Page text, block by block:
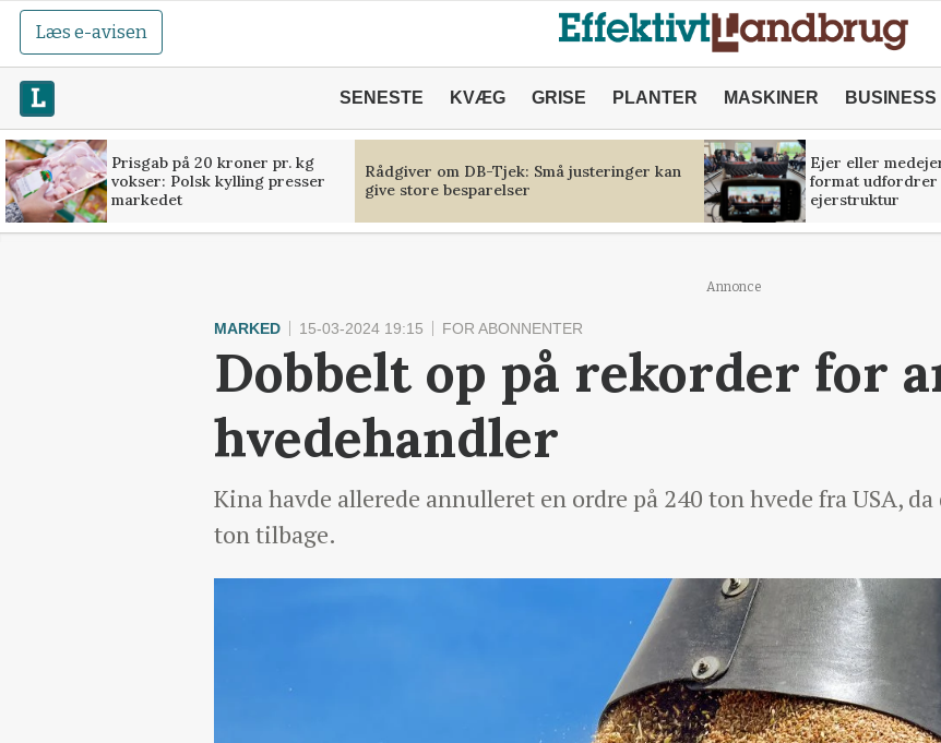
Læs e-avisen
SENESTE KVÆG GRISE PLANTER MASKINER BUSINESS
Prisgab på 20 kroner pr. kg
vokser: Polsk kylling presser
markedet
Rådgiver om DB-Tjek: Små justeringer kan
give store besparelser
Ejer eller
format udfordrer
ejerstruktur
Annonce
MARKED 15-03-2024 19:15 FOR ABONNENTER
Dobbelt op på rekorder for
hvedehandler
Kina havde allerede annulleret en ordre på 240 ton hvede fra USA,
ton tilbage.